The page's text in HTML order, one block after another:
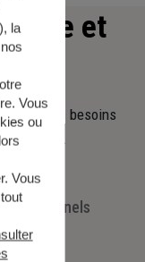
et
vos besoins
demain.
la
Vous
ou
Vous